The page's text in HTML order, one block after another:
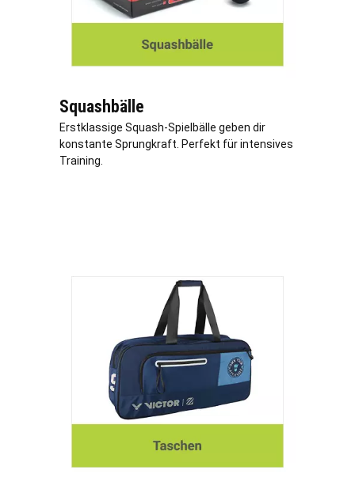
Squashbälle
Erstklassige Squash-Spielbälle geben dir
konstante Sprungkraft. Perfekt für intensives
Training.